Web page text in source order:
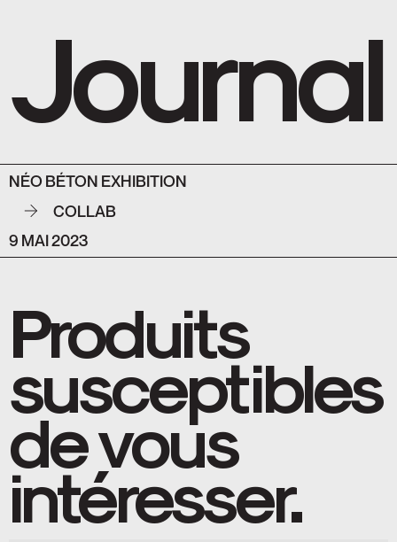
Journal
NÉO BÉTON EXHIBITION
COLLAB
9 MAI 2023
Produits
susceptibles
de vous
intéresser.